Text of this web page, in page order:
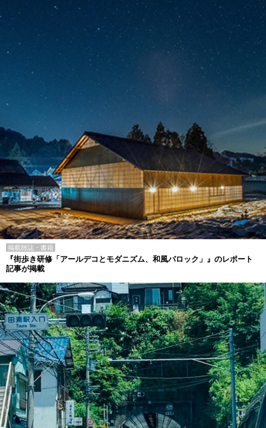
掲載雑誌・書籍
『街歩き研修「アールデコとモダニズム、和風バロック」』のレポート
記事が掲載